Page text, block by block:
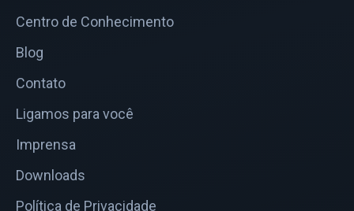
Centro de Conhecimento
Blog
Contato
Ligamos para você
Imprensa
Downloads
Política de Privacidade